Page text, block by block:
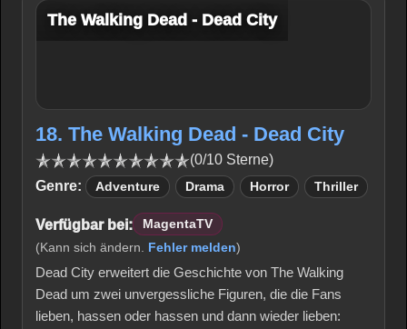
The Walking Dead - Dead City
18. The Walking Dead - Dead City
(0/10 Sterne)
Genre:
Adventure Drama Horror Thriller
Verfügbar bei:
MagentaTV
(Kann sich ändern. Fehler melden)
Dead City erweitert die Geschichte von The Walking
Dead um zwei unvergessliche Figuren, die die Fans
lieben, hassen oder hassen und dann wieder lieben: